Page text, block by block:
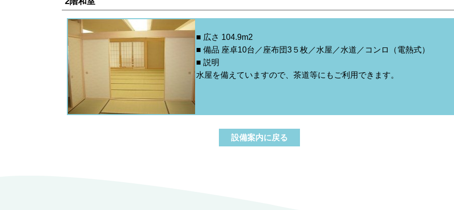
■ 広さ 104.9m2
■ 備品 座卓10台／座布団3５枚／水屋／水道／コンロ（電熱式）
■ 説明
水屋を備えていますので、茶道等にもご利用できます。
設備案内に戻る